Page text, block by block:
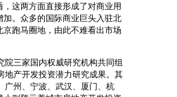
这两方面直接形成了对商业用
。众多的国际商业巨头入驻北
跑马圈地，由此不难看出市场
三家国内权威研究机构共同组
地产开发投资潜力研究成果。其
广州、宁波、武汉、厦门、杭